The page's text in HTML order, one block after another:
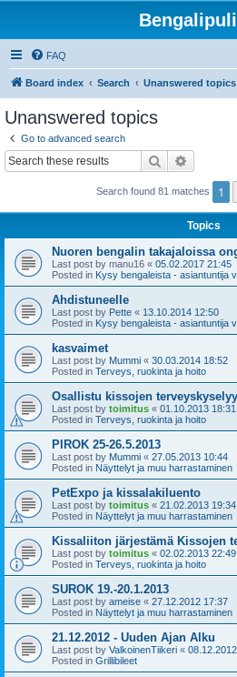
FAQ
Board index Search Unanswered topics
Unanswered topics
Go to advanced search
Search
Search found 81 matches 1
Topics
Nuoren bengalin takajaloissa
Last post by manu16 « 05.02.2017 21:45
Posted in Kysy bengaleista - asiantuntija
Ahdistuneelle
Last post by Pette « 13.10.2014 12:50
Posted in Kysy bengaleista - asiantuntija
kasvaimet
Last post by Mummi « 30.03.2014 18:52
Posted in Terveys, ruokinta ja hoito
Osallistu kissojen
Last post by toimitus « 01.10.2013 18:31
Posted in Terveys, ruokinta ja hoito
PIROK 25-26.5.2013
Last post by Mummi « 27.05.2013 10:44
Posted in Näyttelyt ja muu harrastaminen
PetExpo ja kissalakiluento
Last post by toimitus « 21.02.2013 19:34
Posted in Näyttelyt ja muu harrastaminen
Kissaliiton järjestämä Kissojen
Last post by toimitus « 02.02.2013 22:49
Posted in Terveys, ruokinta ja hoito
SUROK 19.-20.1.2013
Last post by ameise « 27.12.2012 17:37
Posted in Näyttelyt ja muu harrastaminen
21.12.2012 - Uuden Ajan Alku
Last post by ValkoinenTiikeri «
Posted in Grillibileet